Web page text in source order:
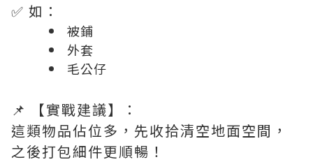
✅ 如：
被鋪
外套
毛公仔
📌 【實戰建議】：
這類物品佔位多，先收拾清空地面空間，
之後打包細件更順暢！